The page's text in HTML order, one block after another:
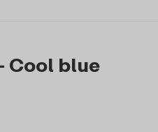
Cool blue